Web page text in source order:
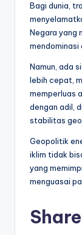
Bagi dunia,
Negara yang
mendominasi
Namun, ada
lebih cepat,
memperluas
dengan adil,
stabilitas
Geopolitik
iklim tidak
yang
menguasai
Share